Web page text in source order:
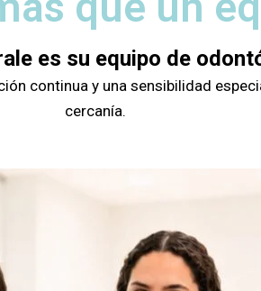
es su equipo de
continua y una sensibilidad
cercanía.